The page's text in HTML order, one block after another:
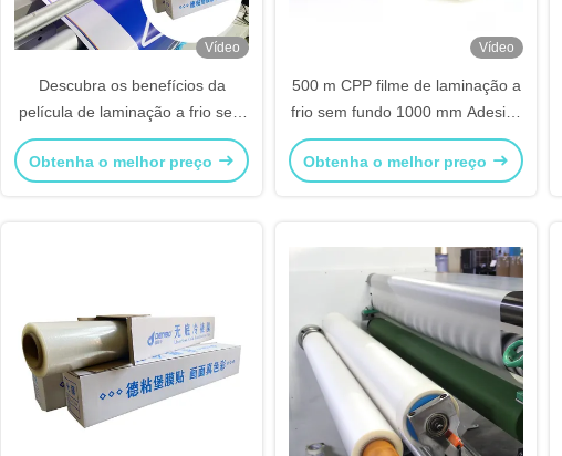
Vídeo
Descubra os benefícios da
película de laminação a frio sem
fundo CPP para embalagens
Obtenha o melhor preço
Vídeo
500 m CPP filme de laminação a
frio sem fundo 1000 mm Adesivo
acrílico
Obtenha o melhor preço